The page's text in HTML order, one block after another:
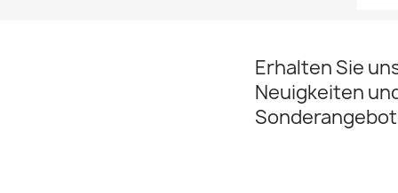
Erhalten Sie
Neuigkeiten